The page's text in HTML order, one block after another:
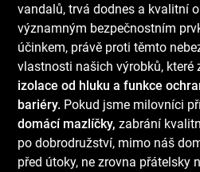
vandalů, trvá dodnes a kvalitní
významným bezpečnostním
účinkem, právě proti těmto
vlastnosti našich výrobků,
izolace od hluku a funkce
bariéry. Pokud jsme milovníci
domácí mazlíčky, zabrání
po dobrodružství, mimo náš
před útoky, ne zrovna přátelsky